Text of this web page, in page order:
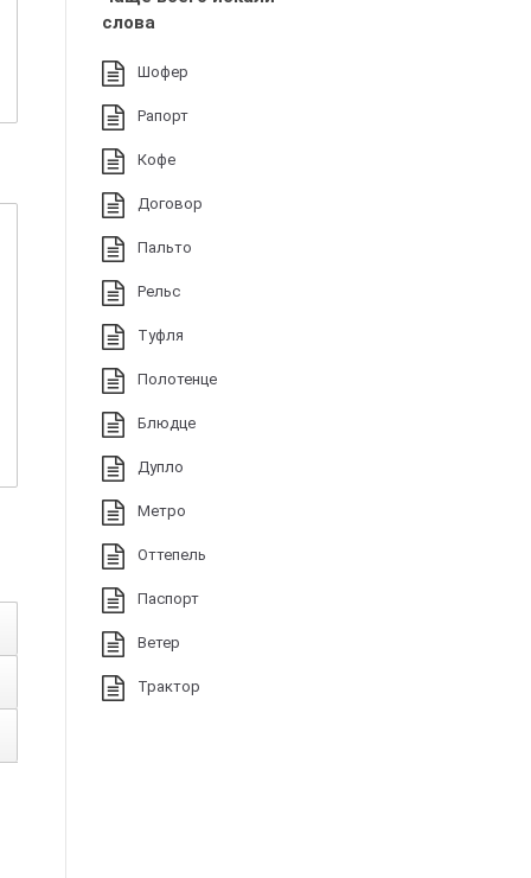
слова
Шофер
Рапорт
Кофе
Договор
Пальто
Рельс
Туфля
Полотенце
Блюдце
Дупло
Метро
Оттепель
Паспорт
Ветер
Трактор